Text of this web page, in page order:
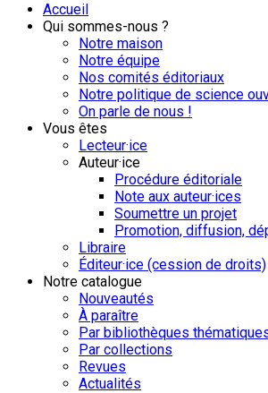
Accueil
Qui sommes-nous ?
Notre maison
Notre équipe
Nos comités éditoriaux
Notre politique de science
On parle de nous !
Vous êtes
Lecteur·ice
Auteur·ice
Procédure éditoriale
Note aux auteur·ices
Soumettre un projet
Promotion, diffusion,
Libraire
Éditeur·ice (cession de droits)
Notre catalogue
Nouveautés
À paraître
Par bibliothèques
Par collections
Revues
Actualités